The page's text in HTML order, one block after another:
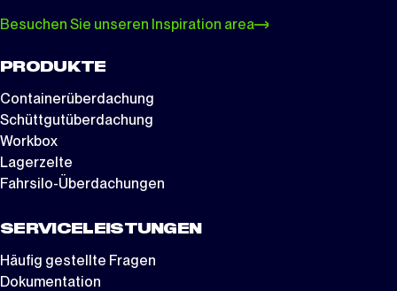
Besuchen Sie unseren Inspiration area
PRODUKTE
Containerüberdachung
Schüttgutüberdachung
Workbox
Lagerzelte
Fahrsilo-Überdachungen
SERVICELEISTUNGEN
Häufig gestellte Fragen
Dokumentation